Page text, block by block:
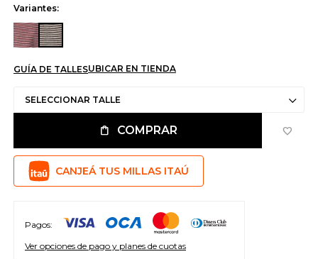
Variantes:
SELECCIONAR TALLE
GUÍA DE TALLESUBICAR EN TIENDA
COMPRAR
CANJEÁ TUS MILLAS ITAÚ
Pagos:
Ver opciones de pago y planes de cuotas